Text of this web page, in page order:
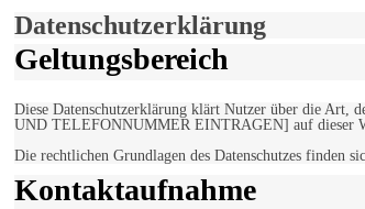
Datenschutzerklärung
Geltungsbereich
Diese Datenschutzerklärung klärt Nutzer über die Art,
UND TELEFONNUMMER EINTRAGEN] auf dieser
Die rechtlichen Grundlagen des Datenschutzes finden
Kontaktaufnahme